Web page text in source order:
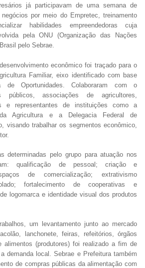
já participavam de uma semana de
por meio do Empretec, treinamento
habilidades empreendedoras cuja
pela ONU (Organização das Nações
pelo Sebrae.
econômico foi traçado para o
Familiar, eixo identificado com base
Oportunidades. Colaboraram com o
públicos, associações de agricultores,
e representantes de instituições como a
Agricultura e a Delegacia Federal de
visando trabalhar os segmentos econômico,
determinadas pelo grupo para atuação nos
qualificação de pessoal; criação e
de comercialização; extrativismo
fortalecimento de cooperativas e
logomarca e identidade visual dos produtos
um levantamento junto ao mercado
lanchonete, feiras, refeitórios, órgãos
alimentos (produtores) foi realizado a fim de
demanda local. Sebrae e Prefeitura também
de compras públicas da alimentação com